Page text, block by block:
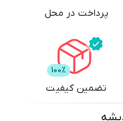
پرداخت در محل
تضمین کیفیت